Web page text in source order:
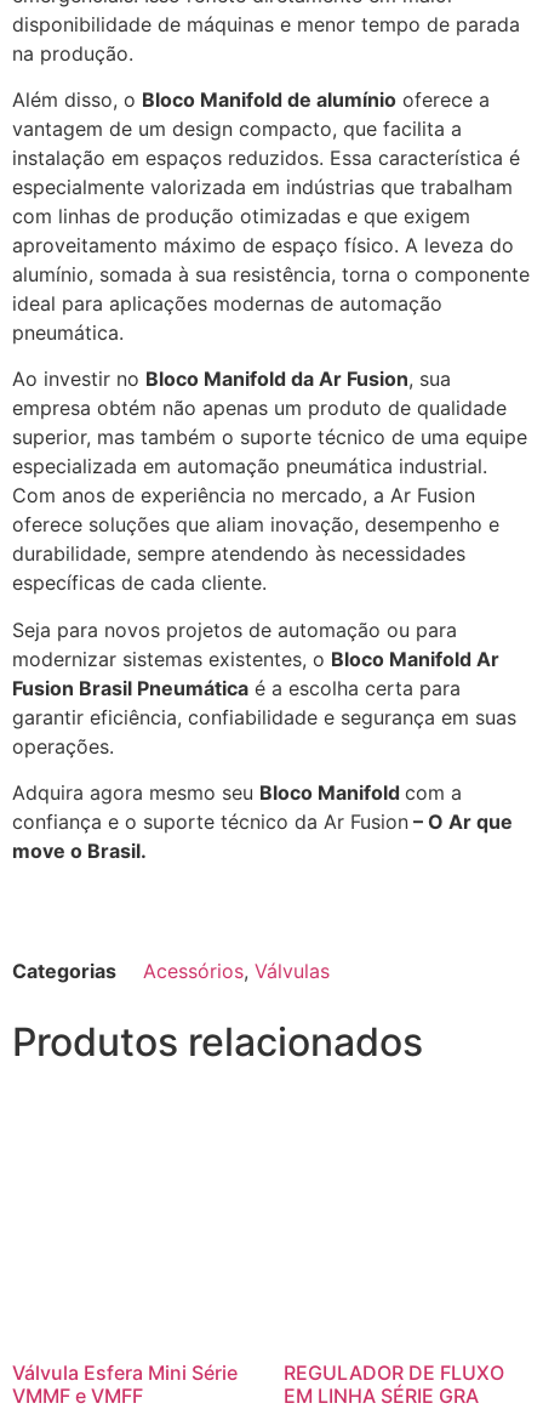
disponibilidade de máquinas e menor tempo de parada
na produção.
Além disso, o Bloco Manifold de alumínio oferece a
vantagem de um design compacto, que facilita a
instalação em espaços reduzidos. Essa característica é
especialmente valorizada em indústrias que trabalham
com linhas de produção otimizadas e que exigem
aproveitamento máximo de espaço físico. A leveza do
alumínio, somada à sua resistência, torna o componente
ideal para aplicações modernas de automação
pneumática.
Ao investir no Bloco Manifold da Ar Fusion, sua
empresa obtém não apenas um produto de qualidade
superior, mas também o suporte técnico de uma equipe
especializada em automação pneumática industrial.
Com anos de experiência no mercado, a Ar Fusion
oferece soluções que aliam inovação, desempenho e
durabilidade, sempre atendendo às necessidades
específicas de cada cliente.
Seja para novos projetos de automação ou para
modernizar sistemas existentes, o Bloco Manifold Ar
Fusion Brasil Pneumática é a escolha certa para
garantir eficiência, confiabilidade e segurança em suas
operações.
Adquira agora mesmo seu Bloco Manifold com a
confiança e o suporte técnico da Ar Fusion – O Ar que
move o Brasil.
Categorias Acessórios, Válvulas
Produtos relacionados
Válvula Esfera Mini Série
VMMF e VMFF
REGULADOR DE FLUXO
EM LINHA SÉRIE GRA